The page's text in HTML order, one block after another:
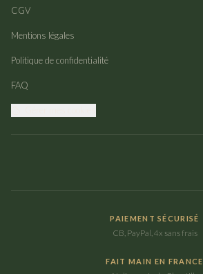
CGV
Mentions légales
Politique de confidentialité
FAQ
PAIEMENT SÉCURISÉ
CB, PayPal, 4x sans frais
FAIT MAIN EN FRANCE